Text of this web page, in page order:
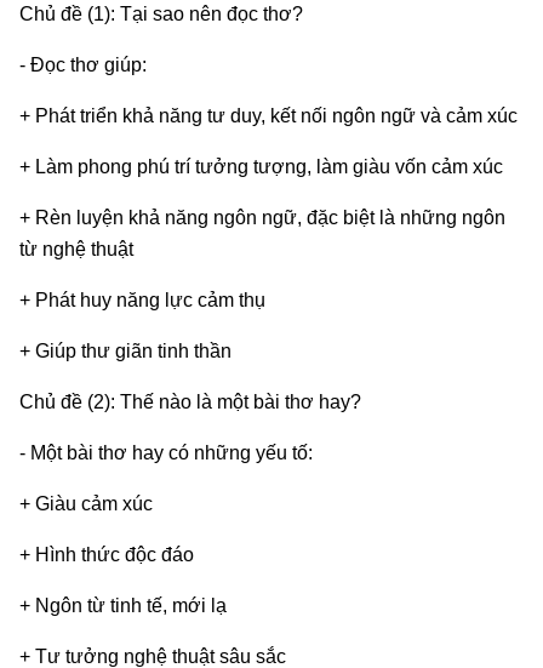
Chủ đề (1): Tại sao nên đọc thơ?
- Đọc thơ giúp:
+ Phát triển khả năng tư duy, kết nối ngôn ngữ và cảm xúc
+ Làm phong phú trí tưởng tượng, làm giàu vốn cảm xúc
+ Rèn luyện khả năng ngôn ngữ, đặc biệt là những ngôn
từ nghệ thuật
+ Phát huy năng lực cảm thụ
+ Giúp thư giãn tinh thần
Chủ đề (2): Thế nào là một bài thơ hay?
- Một bài thơ hay có những yếu tố:
+ Giàu cảm xúc
+ Hình thức độc đáo
+ Ngôn từ tinh tế, mới lạ
+ Tư tưởng nghệ thuật sâu sắc